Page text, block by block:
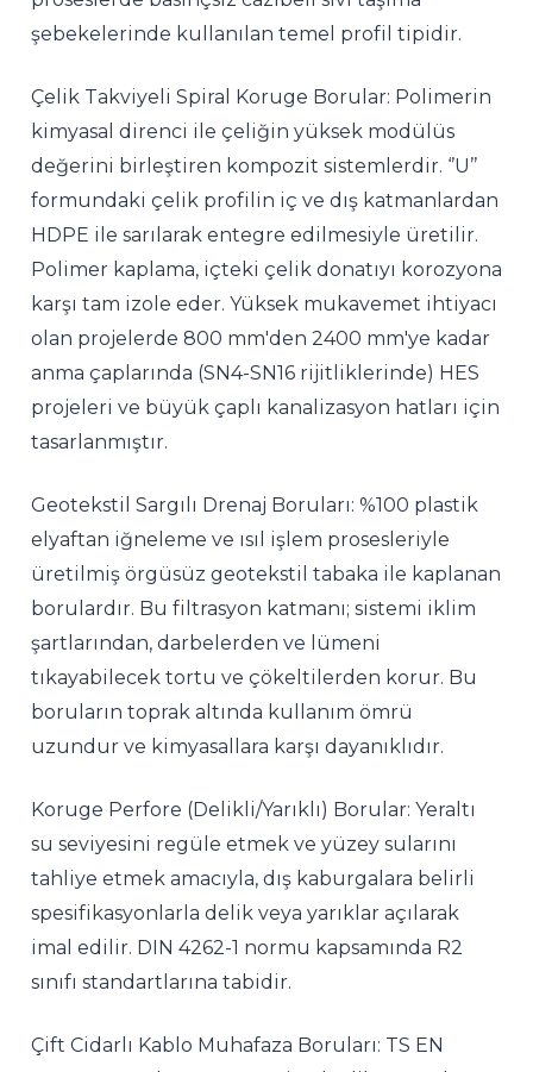
şebekelerinde kullanılan temel profil tipidir.
Çelik Takviyeli Spiral Koruge Borular: Polimerin
kimyasal direnci ile çeliğin yüksek modülüs
değerini birleştiren kompozit sistemlerdir. ‘’U’’
formundaki çelik profilin iç ve dış katmanlardan
HDPE ile sarılarak entegre edilmesiyle üretilir.
Polimer kaplama, içteki çelik donatıyı korozyona
karşı tam izole eder. Yüksek mukavemet ihtiyacı
olan projelerde 800 mm'den 2400 mm'ye kadar
anma çaplarında (SN4-SN16 rijitliklerinde) HES
projeleri ve büyük çaplı kanalizasyon hatları için
tasarlanmıştır.
Geotekstil Sargılı Drenaj Boruları: %100 plastik
elyaftan iğneleme ve ısıl işlem prosesleriyle
üretilmiş örgüsüz geotekstil tabaka ile kaplanan
borulardır. Bu filtrasyon katmanı; sistemi iklim
şartlarından, darbelerden ve lümeni
tıkayabilecek tortu ve çökeltilerden korur. Bu
boruların toprak altında kullanım ömrü
uzundur ve kimyasallara karşı dayanıklıdır.
Koruge Perfore (Delikli/Yarıklı) Borular: Yeraltı
su seviyesini regüle etmek ve yüzey sularını
tahliye etmek amacıyla, dış kaburgalara belirli
spesifikasyonlarla delik veya yarıklar açılarak
imal edilir. DIN 4262-1 normu kapsamında R2
sınıfı standartlarına tabidir.
Çift Cidarlı Kablo Muhafaza Boruları: TS EN